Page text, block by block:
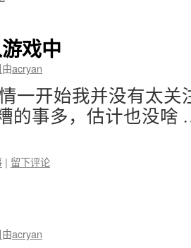
戏中
由acryan
一开始我并没有太关
的事多，估计也没
| 留下评论
由acryan